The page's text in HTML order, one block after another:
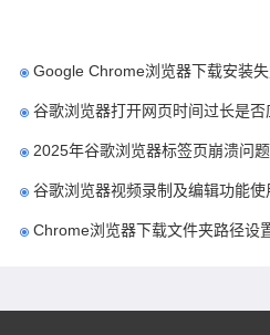
Google Chrome浏览器下载安装
谷歌浏览器打开网页时间过长是否
2025年谷歌浏览器标签页崩溃问
谷歌浏览器视频录制及编辑功能使
Chrome浏览器下载文件夹路径设